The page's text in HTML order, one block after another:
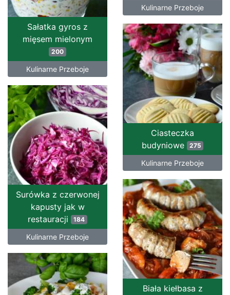
Kulinarne Przeboje
Sałatka gyros z
mięsem mielonym
200
Kulinarne Przeboje
Ciasteczka
budyniowe
275
Kulinarne Przeboje
Surówka z czerwonej
kapusty jak w
restauracji 184
Kulinarne Przeboje
Biała kiełbasa z